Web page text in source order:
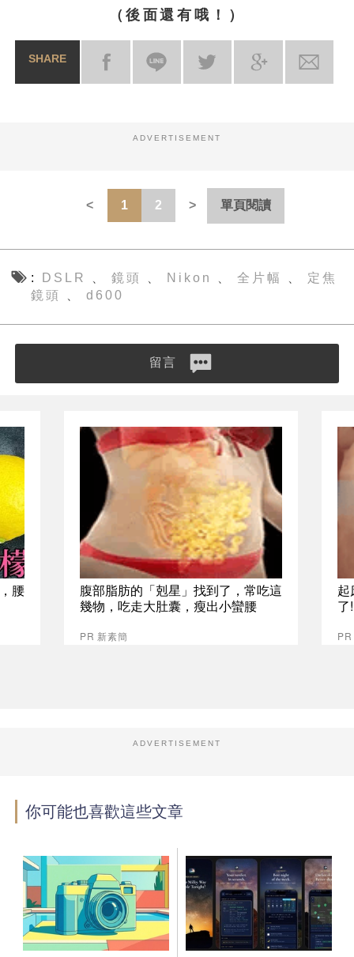
（後面還有哦！）
SHARE
ADVERTISEMENT
1 2 單頁閱讀
DSLR 鏡頭 Nikon 全片幅
定焦
鏡頭
、d600
留言
腰
腹部脂肪的「剋星」找到了，常吃這
幾物，吃走大肚囊，瘦出小蠻腰
PR 新素簡
起
了
ADVERTISEMENT
你可能也喜歡這些文章